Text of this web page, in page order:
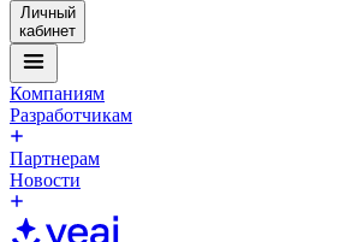
Личный
кабинет
Компаниям
Разработчикам
Партнерам
Новости